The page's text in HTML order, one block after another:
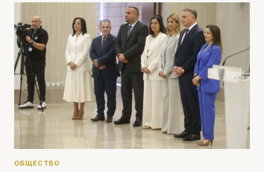
ОБЩЕСТВО